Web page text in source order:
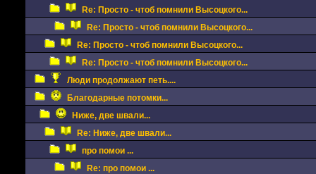
Re: Просто - чтоб помнили Высоцкого...
Re: Просто - чтоб помнили Высоцкого...
Re: Просто - чтоб помнили Высоцкого...
Re: Просто - чтоб помнили Высоцкого...
Люди продолжают петь....
Благодарные потомки...
Ниже, две швали...
Re: Ниже, две швали...
про помои ...
Re: про помои ...